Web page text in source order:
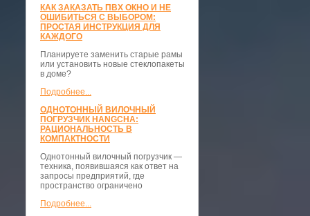
КАК ЗАКАЗАТЬ ПВХ ОКНО И НЕ
ОШИБИТЬСЯ С ВЫБОРОМ:
ПРОСТАЯ ИНСТРУКЦИЯ ДЛЯ
КАЖДОГО
Планируете заменить старые рамы
или установить новые стеклопакеты
в доме?
Подробнее...
ОДНОТОННЫЙ ВИЛОЧНЫЙ
ПОГРУЗЧИК HANGCHA:
РАЦИОНАЛЬНОСТЬ В
КОМПАКТНОСТИ
​Однотонный вилочный погрузчик —
техника, появившаяся как ответ на
запросы предприятий, где
пространство ограничено
Подробнее...